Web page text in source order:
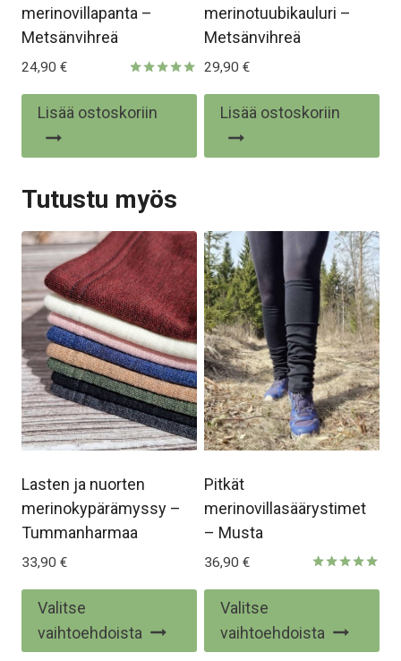
merinovillapanta –
Metsänvihreä
5.00
24,90 €
Lisää ostoskoriin
merinotuubikauluri –
Metsänvihreä
29,90 €
Lisää ostoskoriin
Tutustu myös
Lasten ja nuorten
merinokypärämyssy –
Tummanharmaa
33,90 €
Valitse
vaihtoehdoista
Tällä
tuotteella
on
Pitkät
merinovillasäärystimet
– Musta
36,90 €
Valitse
vaihtoehdoista
on